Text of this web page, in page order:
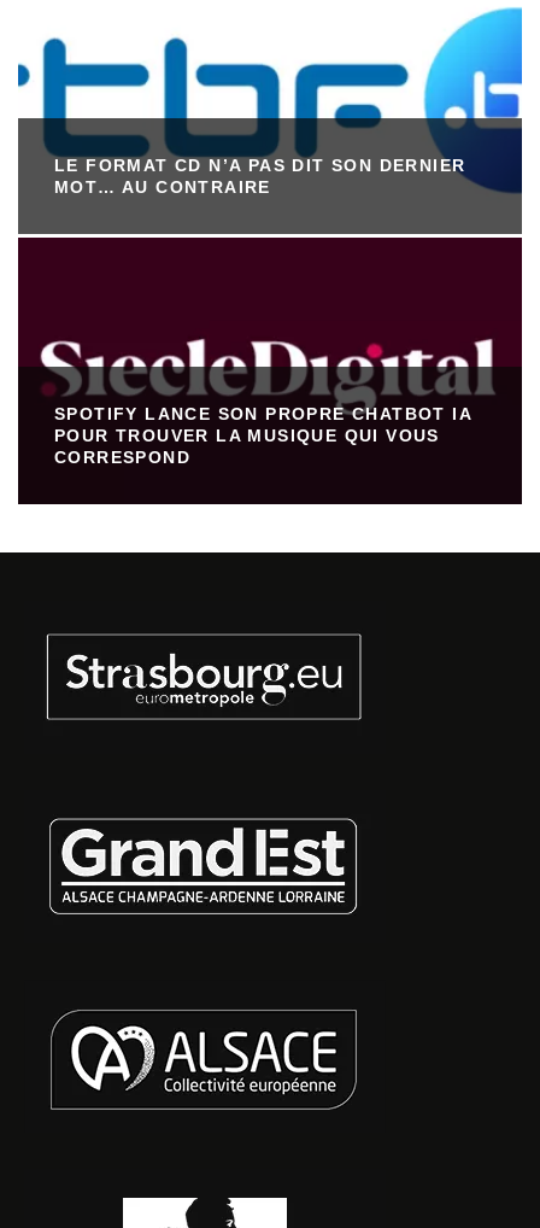
LE FORMAT CD N’A PAS DIT SON DERNIER
MOT… AU CONTRAIRE
SPOTIFY LANCE SON PROPRE CHATBOT IA
POUR TROUVER LA MUSIQUE QUI VOUS
CORRESPOND